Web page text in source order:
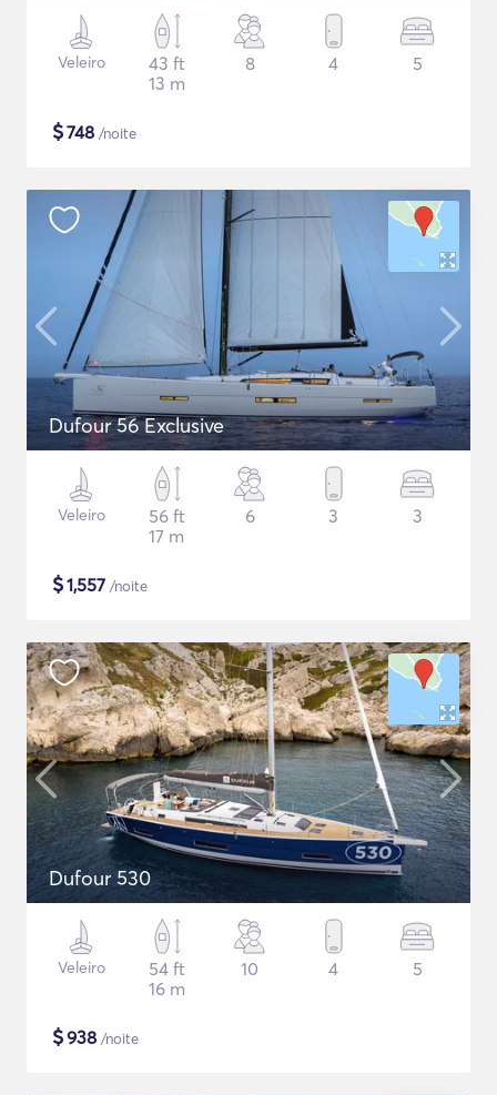
Veleiro
43 ft
13 m
8 4 5
$748 /noite
Dufour 56 Exclusive
Veleiro
56 ft
17 m
6 3 3
$1,557 /noite
Dufour 530
Veleiro
54 ft
16 m
10 4 5
$938 /noite